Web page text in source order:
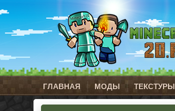
ГЛАВНАЯ МОДЫ ТЕКСТУРЫ